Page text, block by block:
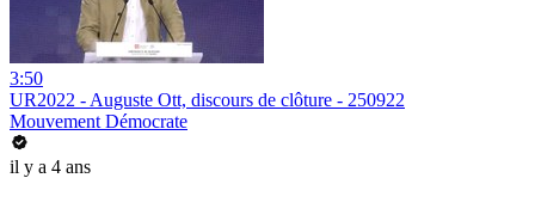
3:50
UR2022 - Auguste Ott, discours de clôture - 250922
Mouvement Démocrate
il y a 4 ans